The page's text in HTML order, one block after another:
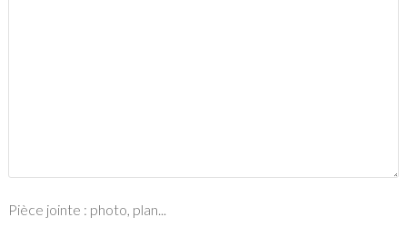
Pièce jointe : photo, plan...